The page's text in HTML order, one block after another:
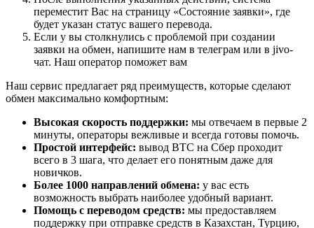
переместит Вас на страницу «Состояние заявки», где
будет указан статус вашего перевода.
Если у вы столкнулись с проблемой при создании
заявки на обмен, напишите нам в телеграм или в jivo-
чат. Наш оператор поможет вам
Наш сервис предлагает ряд преимуществ, которые сделают
обмен максимально комфортным:
Высокая скорость поддержки: мы отвечаем в первые 2
минуты, операторы вежливые и всегда готовы помочь.
Простой интерфейс: вывод BTC на Сбер проходит
всего в 3 шага, что делает его понятным даже для
новичков.
Более 1000 направлений обмена: у вас есть
возможность выбрать наиболее удобный вариант.
Помощь с переводом средств: мы предоставляем
поддержку при отправке средств в Казахстан, Турцию,